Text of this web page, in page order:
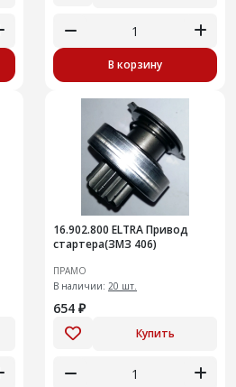
В корзину
16.902.800 ELTRA Привод
стартера(ЗМЗ 406)
ПРАМО
В наличии: 20 шт.
654 ₽
Купить